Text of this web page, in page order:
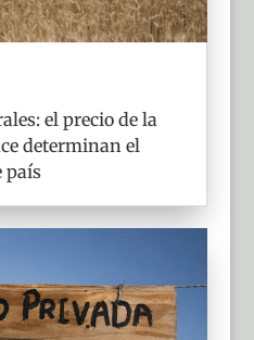
el precio de la
determinan el
país